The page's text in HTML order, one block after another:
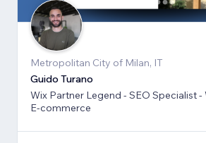
Metropolitan City of Milan, IT
Guido Turano
Wix Partner Legend - SEO Specialist -
E-commerce